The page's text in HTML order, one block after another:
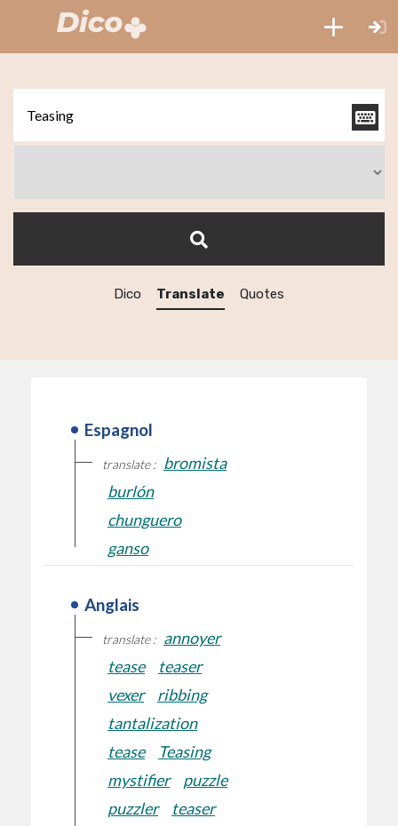
Dico Translate Quotes
Espagnol
translate : bromista
burlón
chunguero
ganso
Anglais
translate : annoyer
tease
teaser
vexer
ribbing
tantalization
tease
Teasing
mystifier
puzzle
puzzler
teaser